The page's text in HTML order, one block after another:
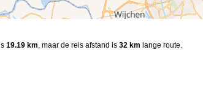
19.19 km, maar de reis afstand is 32 km lange route.